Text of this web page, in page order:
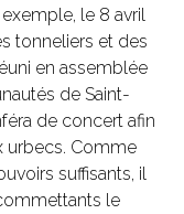
le 8 avril
tonneliers et des
en assemblée
de Saint-
de concert afin
urbecs. Comme
suffisants, il
le